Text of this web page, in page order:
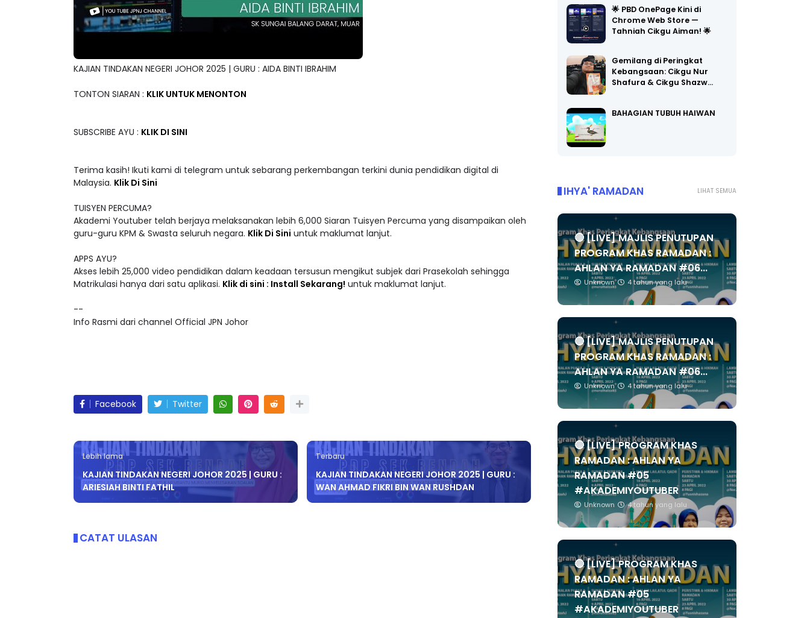
KAJIAN TINDAKAN NEGERI JOHOR 2025 | GURU : AIDA BINTI IBRAHIM
TONTON SIARAN : KLIK UNTUK MENONTON
SUBSCRIBE AYU : KLIK DI SINI
Terima kasih! Ikuti kami di telegram untuk sebarang perkembangan terkini dunia pendidikan digital di
Malaysia. Klik Di Sini
TUISYEN PERCUMA?
Akademi Youtuber telah berjaya melaksanakan lebih 6,000 Siaran Tuisyen Percuma yang disampaikan oleh
guru-guru KPM & Swasta seluruh negara. Klik Di Sini untuk maklumat lanjut.
APPS AYU?
Akses lebih 25,000 video pendidikan dalam keadaan tersusun mengikut subjek dari Prasekolah sehingga
Matrikulasi hanya dari satu aplikasi. Klik di sini : Install Sekarang! untuk maklumat lanjut.
--
Info Rasmi dari channel Official JPN Johor
Facebook Twitter
Lebih lama
KAJIAN TINDAKAN NEGERI JOHOR 2025 | GURU :
ARIESIAH BINTI FATHIL
Terbaru
KAJIAN TINDAKAN NEGERI JOHOR 2025 | GURU :
WAN AHMAD FIKRI BIN WAN RUSHDAN
CATAT ULASAN
🌟 PBD OnePage Kini di
Chrome Web Store —
Tahniah Cikgu Aiman! 🌟
Gemilang di Peringkat
Kebangsaan: Cikgu Nur
Shafura & Cikgu Shazw…
BAHAGIAN TUBUH HAIWAN
LIHAT SEMUA
IHYA' RAMADAN
🔴 [LIVE] MAJLIS PENUTUPAN
PROGRAM KHAS RAMADAN :
AHLAN YA RAMADAN #06...
Unknown 4 tahun yang lalu
🔴 [LIVE] MAJLIS PENUTUPAN
PROGRAM KHAS RAMADAN :
AHLAN YA RAMADAN #06...
Unknown 4 tahun yang lalu
🔴 [LIVE] PROGRAM KHAS
RAMADAN : AHLAN YA
RAMADAN #05
#AKADEMIYOUTUBER
Unknown 4 tahun yang lalu
🔴 [LIVE] PROGRAM KHAS
RAMADAN : AHLAN YA
RAMADAN #05
#AKADEMIYOUTUBER